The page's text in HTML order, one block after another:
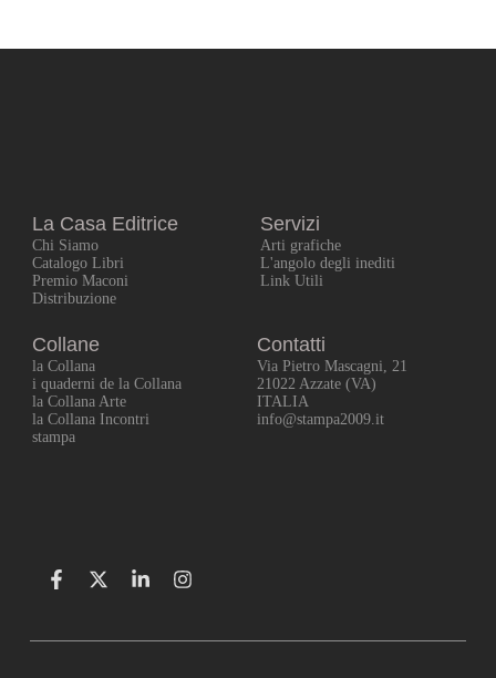
La Casa Editrice
Chi Siamo
Catalogo Libri
Premio Maconi
Distribuzione
Servizi
Arti grafiche
L'angolo degli inediti
Link Utili
Collane
la Collana
i quaderni de la Collana
la Collana Arte
la Collana Incontri
stampa
Contatti
Via Pietro Mascagni, 21
21022 Azzate (VA)
ITALIA
info@stampa2009.it